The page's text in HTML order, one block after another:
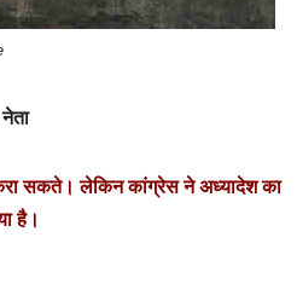
करा सकते। लेकिन कांग्रेस ने अध्यादेश का
है।